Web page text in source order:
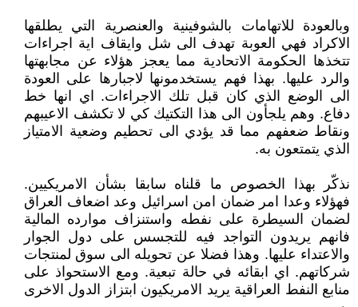
وبالعودة للاتهامات بالشوفينية والعنصرية التي يطلقها
الاكراد فهي العوبة تهدف الى شل وايقاف اية اجراءات
تتخذها الحكومة الاتحادية مما يعجز هؤلاء عن مجابهتها
والرد عليها. بهذا فهم يستخدمونها لاجبارها على العودة
الى الوضع الذي كان قبل تلك الاجراءات. اي انها خط
دفاع. وهم يلجأون الى هذا التكتيك كي لا تكشف الاعيبهم
ونقاط ضعفهم مما قد يؤدي الى تحطيم وضعية الامتياز
الذي يتمتعون به.
نذكّر بهذا الخصوص ما قلناه سابقا بشأن الامريكيين.
فهؤلاء وعدا امر ضمان امن اسرائيل وعد اضعاف العراق
لضمان السيطرة على نفطه واستنزاف موارده المالية
فانهم يريدون التواجد فيه للتجسس على دول الجوار
والاعتداء عليها. وهذا فضلا عن تحويله الى سوق لمنتجات
شركاتهم. اي ابقائه في حالة تبعية. ومع الاستحواذ على
منابع النفط العراقية يريد الامريكيون ابتزاز الدول الاخرى